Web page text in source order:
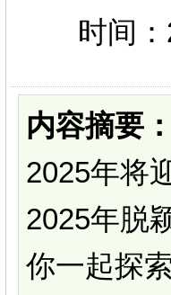
时间
内容摘要：
2025年将
2025年脱
你一起探